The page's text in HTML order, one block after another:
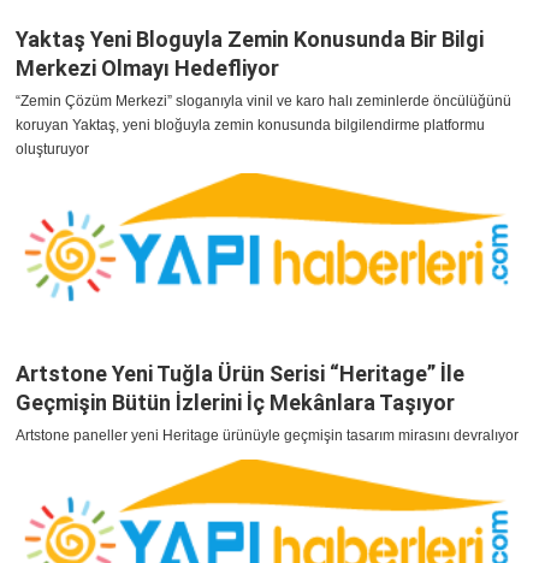
Yaktaş Yeni Bloguyla Zemin Konusunda Bir Bilgi
Merkezi Olmayı Hedefliyor
“Zemin Çözüm Merkezi” sloganıyla vinil ve karo halı zeminlerde öncülüğünü
koruyan Yaktaş, yeni bloğuyla zemin konusunda bilgilendirme platformu
oluşturuyor
Artstone Yeni Tuğla Ürün Serisi “Heritage” İle
Geçmişin Bütün İzlerini İç Mekânlara Taşıyor
Artstone paneller yeni Heritage ürünüyle geçmişin tasarım mirasını devralıyor